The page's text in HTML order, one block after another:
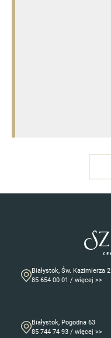
Białystok, Św. Kazimierza 2
85 654 00 01 / więcej >>
Białystok, Pogodna 63
85 744 74 93 / więcej >>